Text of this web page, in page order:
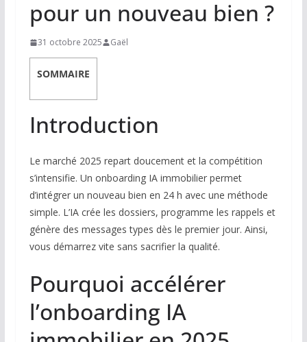
pour un nouveau bien ?
31 octobre 2025 Gaël
SOMMAIRE
Introduction
Le marché 2025 repart doucement et la compétition
s’intensifie. Un onboarding IA immobilier permet
d’intégrer un nouveau bien en 24 h avec une méthode
simple. L’IA crée les dossiers, programme les rappels et
génère des messages types dès le premier jour. Ainsi,
vous démarrez vite sans sacrifier la qualité.
Pourquoi accélérer
l’onboarding IA